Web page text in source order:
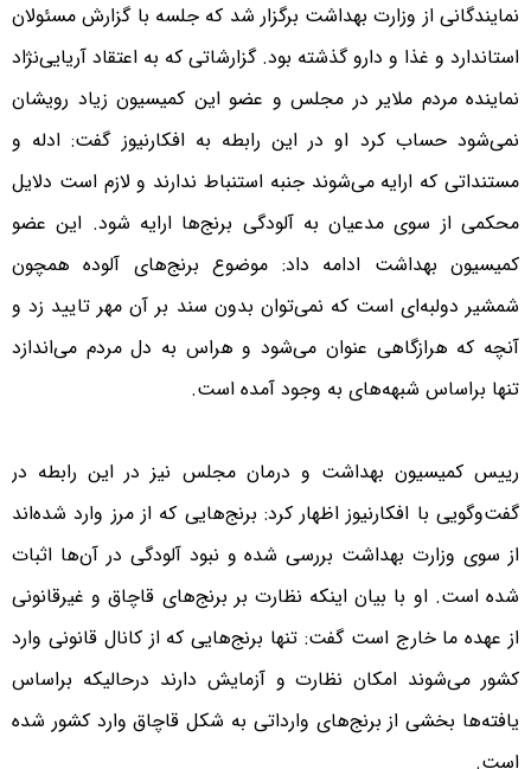
نمایندگانی از وزارت بهداشت برگزار شد که جلسه با گزارش مسئولان
استاندارد و غذا و دارو گذشته بود. گزارشاتی که به اعتقاد آریایی‌نژاد
نماینده مردم ملایر در مجلس و عضو این کمیسیون زیاد رویشان
نمی‌شود حساب کرد او در این رابطه به افکارنیوز گفت: ادله و
مستنداتی که ارایه می‌شوند جنبه استنباط ندارند و لازم است دلایل
محکمی از سوی مدعیان به آلودگی برنج‌ها ارایه شود. این عضو
کمیسیون بهداشت ادامه داد: موضوع برنج‌های آلوده همچون
شمشیر دولبه‌ای است که نمی‌توان بدون سند بر آن مهر تایید زد و
آنچه که هرازگاهی عنوان می‌شود و هراس به دل مردم می‌اندازد
تنها براساس شبهه‌های به وجود آمده است.
رییس کمیسیون بهداشت و درمان مجلس نیز در این رابطه در
گفت‌و‌گویی با افکارنیوز اظهار کرد: برنج‌هایی که از مرز وارد شده‌اند
از سوی وزارت بهداشت بررسی شده و نبود آلودگی در آن‌ها اثبات
شده است. او با بیان اینکه نظارت بر برنج‌های قاچاق و غیرقانونی
از عهده ما خارج است گفت: تنها برنج‌هایی که از کانال قانونی وارد
کشور می‌شوند امکان نظارت و آزمایش دارند درحالیکه براساس
یافته‌ها بخشی از برنج‌های وارداتی به شکل قاچاق وارد کشور شده
است.